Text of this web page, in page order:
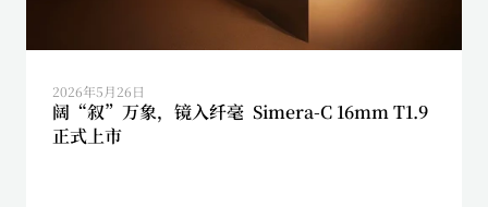
2026年5月26日
阔“叙”万象，镜入纤毫 Simera-C 16mm T1.9
正式上市